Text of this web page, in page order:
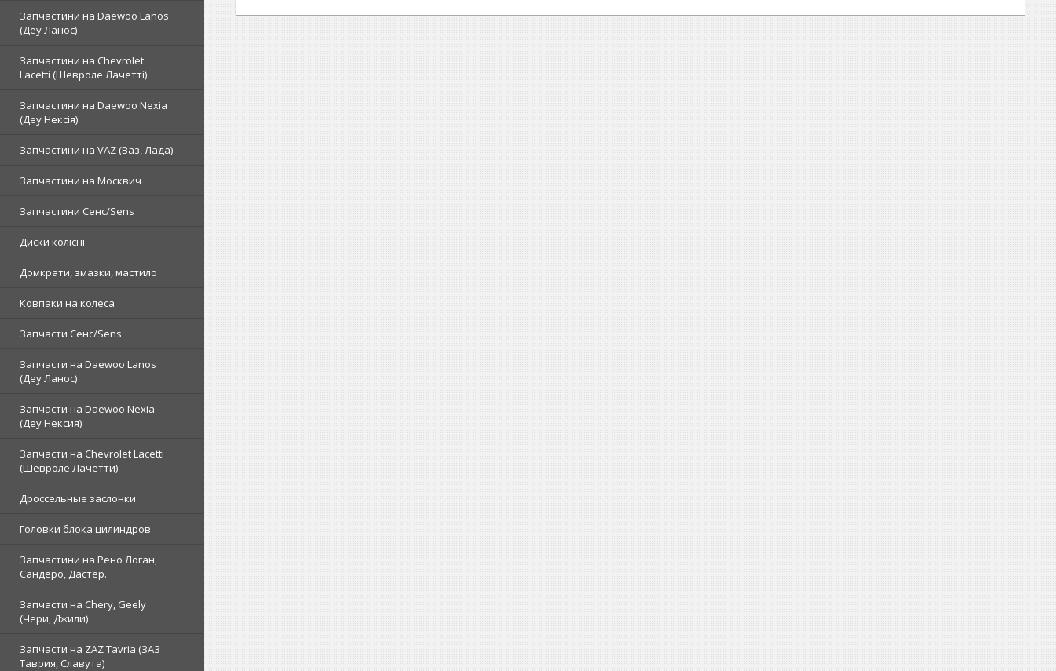
Запчастини на Daewoo Lanos
(Деу Ланос)
Запчастини на Chevrolet
Lacetti (Шевроле Лачетті)
Запчастини на Daewoo Nexia
(Деу Нексія)
Запчастини на VAZ (Ваз, Лада)
Запчастини на Москвич
Запчастини Сенс/Sens
Диски колісні
Домкрати, змазки, мастило
Ковпаки на колеса
Запчасти Сенс/Sens
Запчасти на Daewoo Lanos
(Деу Ланос)
Запчасти на Daewoo Nexia
(Деу Нексия)
Запчасти на Chevrolet Lacetti
(Шевроле Лачетти)
Дроссельные заслонки
Головки блока цилиндров
Запчастини на Рено Логан,
Сандеро, Дастер.
Запчасти на Chery, Geely
(Чери, Джили)
Запчасти на ZAZ Tavria (ЗАЗ
Таврия, Славута)